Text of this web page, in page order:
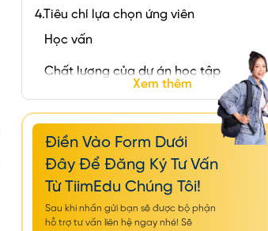
4.Tiêu chí lựa chọn ứng viên
Học vấn
Chất lượng của dự án học tập
Tiềm năng của ứng viên
Xem thêm
Điền Vào Form Dưới
Đây Để Đăng Ký Tư Vấn
Từ TiimEdu Chúng Tôi!
Sau khi nhấn gửi bạn sẽ được bộ phận
hỗ trợ tư vấn liên hệ ngay nhé! Sẽ